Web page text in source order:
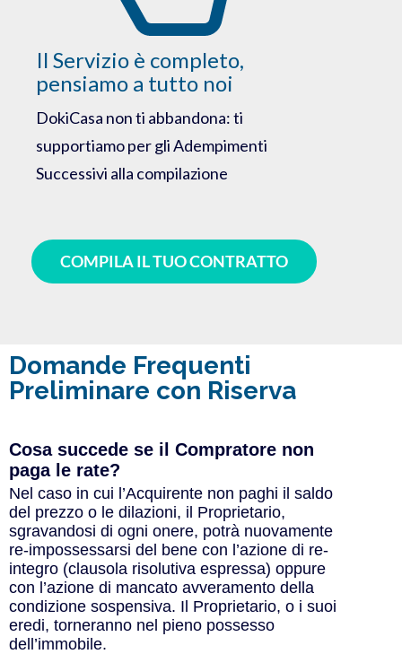
Il Servizio è completo,
pensiamo a tutto noi
DokiCasa non ti abbandona: ti
supportiamo per gli Adempimenti
Successivi alla compilazione
COMPILA IL TUO CONTRATTO
Domande Frequenti
Preliminare con Riserva
Cosa succede se il Compratore non
paga le rate?
Nel caso in cui l’Acquirente non paghi il saldo
del prezzo o le dilazioni, il Proprietario,
sgravandosi di ogni onere, potrà nuovamente
re-impossessarsi del bene con l’azione di re-
integro (clausola risolutiva espressa) oppure
con l’azione di mancato avveramento della
condizione sospensiva. Il Proprietario, o i suoi
eredi, torneranno nel pieno possesso
dell’immobile.